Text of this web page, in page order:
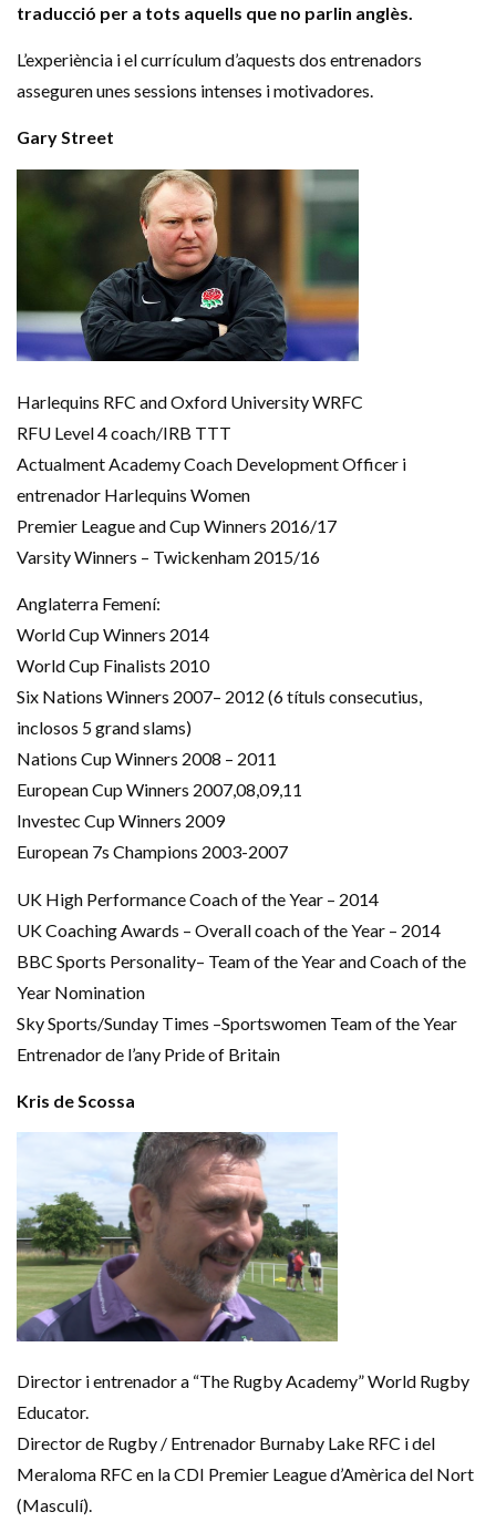
traducció per a tots aquells que no parlin anglès.
L’experiència i el currículum d’aquests dos entrenadors
asseguren unes sessions intenses i motivadores.
Gary Street
Harlequins RFC and Oxford University WRFC
RFU Level 4 coach/IRB TTT
Actualment Academy Coach Development Officer i
entrenador Harlequins Women
Premier League and Cup Winners 2016/17
Varsity Winners – Twickenham 2015/16
Anglaterra Femení:
World Cup Winners 2014
World Cup Finalists 2010
Six Nations Winners 2007– 2012 (6 títuls consecutius,
inclosos 5 grand slams)
Nations Cup Winners 2008 – 2011
European Cup Winners 2007,08,09,11
Investec Cup Winners 2009
European 7s Champions 2003-2007
UK High Performance Coach of the Year – 2014
UK Coaching Awards – Overall coach of the Year – 2014
BBC Sports Personality– Team of the Year and Coach of the
Year Nomination
Sky Sports/Sunday Times –Sportswomen Team of the Year
Entrenador de l’any Pride of Britain
Kris de Scossa
Director i entrenador a “The Rugby Academy” World Rugby
Educator.
Director de Rugby / Entrenador Burnaby Lake RFC i del
Meraloma RFC en la CDI Premier League d’Amèrica del Nort
(Masculí).